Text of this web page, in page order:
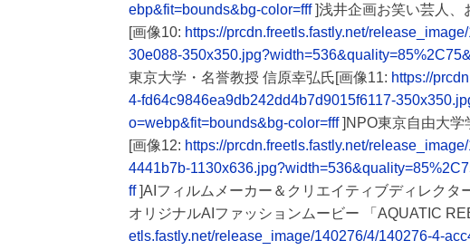
ebp&fit=bounds&bg-color=fff]浅井企画お笑い芸人、
[画像10: https://prcdn.freetls.fastly.net/
30e088-
東京大学・名誉教授 信原幸弘氏[画像11: https://
4-fd64c9846ea9db242dd4b7d9015f6117-
o=webp&fit=bounds&bg-color=fff]NPO東京自由大学
[画像12: https://prcdn.freetls.fastly.net/
4441b7b-
ff]AIフィルムメーカー＆クリエイティブディレクタ
オリジナルAIファッションムービー 「AQUATIC
etls.fastly.net/release_image/140276/4/140276-4-